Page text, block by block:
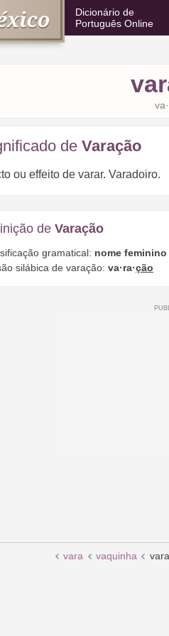
Dicionário de
Português Online
de Varação
ou effeito de varar. Varadoiro.
de Varação
gramatical: nome feminino
silábica de varação: va·ra·ção
vara vaquinha